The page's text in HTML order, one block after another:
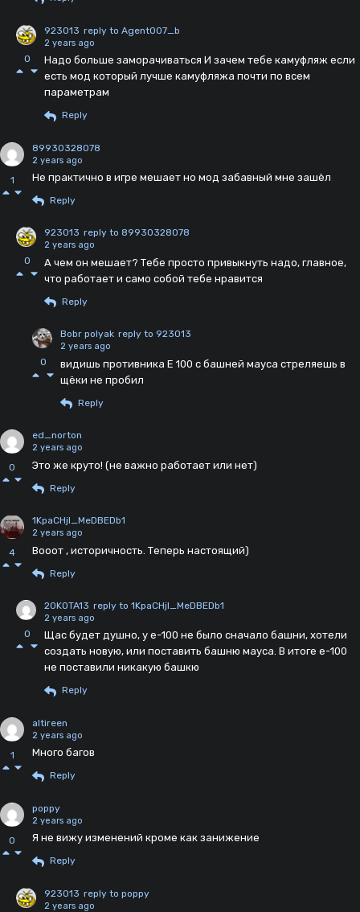
0
923013 reply to Agent007_b
2 years ago
Надо больше заморачиваться И зачем тебе камуфляж если
есть мод который лучше камуфляжа почти по всем
параметрам
Reply
1
89930328078
2 years ago
Не практично в игре мешает но мод забавный мне зашёл
Reply
0
923013 reply to 89930328078
2 years ago
А чем он мешает? Тебе просто привыкнуть надо, главное,
что работает и само собой тебе нравится
Reply
0
Bobr polyak reply to 923013
2 years ago
видишь противника Е 100 с башней мауса стреляешь в
щёки не пробил
Reply
0
ed_norton
2 years ago
Это же круто! (не важно работает или нет)
Reply
4
1KpaCHjI_MeDBEDb1
2 years ago
Вооот , историчность. Теперь настоящий)
Reply
0
20KOTA13 reply to 1KpaCHjI_MeDBEDb1
2 years ago
Щас будет душно, у е-100 не было сначало башни, хотели
создать новую, или поставить башню мауса. В итоге е-100
не поставили никакую башкю
Reply
1
altireen
2 years ago
Много багов
Reply
0
poppy
2 years ago
Я не вижу изменений кроме как занижение
Reply
923013 reply to poppy
2 years ago